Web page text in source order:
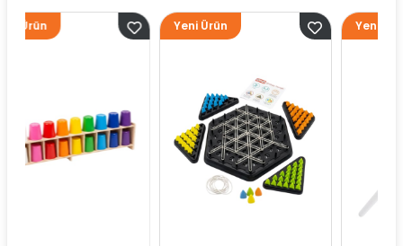
Yeni Ürün Yeni Ürün